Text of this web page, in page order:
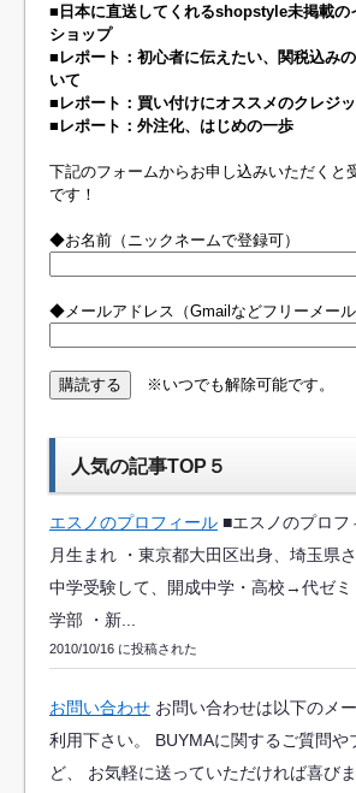
■日本に直送してくれるshopstyle未掲載の
ショップ
■レポート：初心者に伝えたい、関税込み
いて
■レポート：買い付けにオススメのクレジ
■レポート：外注化、はじめの一歩
下記のフォームからお申し込みいただくと
です！
◆お名前（ニックネームで登録可）
◆メールアドレス（Gmailなどフリーメール
※いつでも解除可能です。
人気の記事TOP５
エスノのプロフィール ■エスノのプロフ
月生まれ ・東京都大田区出身、埼玉県
中学受験して、開成中学・高校→代ゼ
学部 ・新...
2010/10/16 に投稿された
お問い合わせ お問い合わせは以下のメ
利用下さい。 BUYMAに関するご質問や
ど、 お気軽に送っていただければ喜び